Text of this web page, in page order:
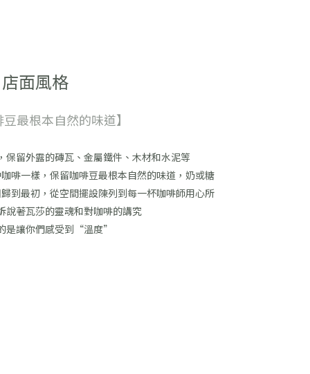
店面風格
豆最根本自然的味道】
保留外露的磚瓦、金屬鐵件、木材和水泥等
啡一樣，保留咖啡豆最根本自然的味道，奶或糖
到最初，從空間擺設陳列到每一杯咖啡師用心所
說著瓦莎的靈魂和對咖啡的講究
是讓你們感受到“溫度”